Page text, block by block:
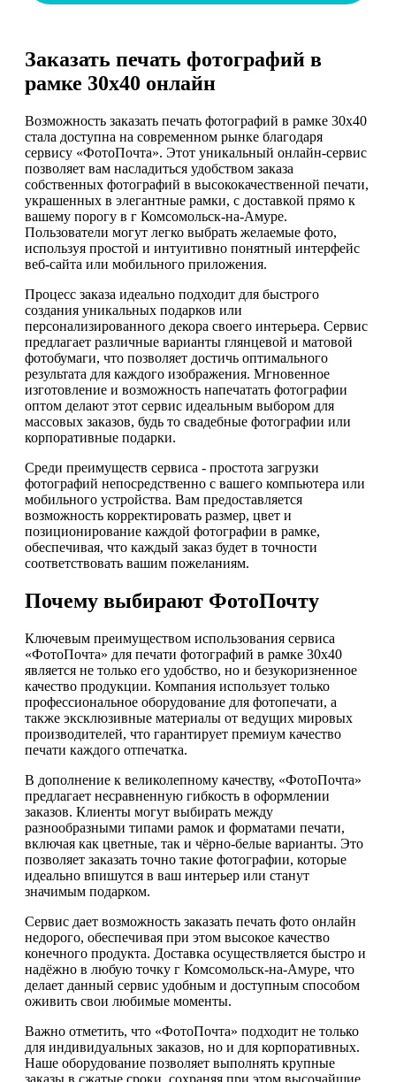
Заказать печать фотографий в
рамке 30х40 онлайн
Возможность заказать печать фотографий в рамке 30х40
стала доступна на современном рынке благодаря
сервису «ФотоПочта». Этот уникальный онлайн-сервис
позволяет вам насладиться удобством заказа
собственных фотографий в высококачественной печати,
украшенных в элегантные рамки, с доставкой прямо к
вашему порогу в г Комсомольск-на-Амуре.
Пользователи могут легко выбрать желаемые фото,
используя простой и интуитивно понятный интерфейс
веб-сайта или мобильного приложения.
Процесс заказа идеально подходит для быстрого
создания уникальных подарков или
персонализированного декора своего интерьера. Сервис
предлагает различные варианты глянцевой и матовой
фотобумаги, что позволяет достичь оптимального
результата для каждого изображения. Мгновенное
изготовление и возможность напечатать фотографии
оптом делают этот сервис идеальным выбором для
массовых заказов, будь то свадебные фотографии или
корпоративные подарки.
Среди преимуществ сервиса - простота загрузки
фотографий непосредственно с вашего компьютера или
мобильного устройства. Вам предоставляется
возможность корректировать размер, цвет и
позиционирование каждой фотографии в рамке,
обеспечивая, что каждый заказ будет в точности
соответствовать вашим пожеланиям.
Почему выбирают ФотоПочту
Ключевым преимуществом использования сервиса
«ФотоПочта» для печати фотографий в рамке 30х40
является не только его удобство, но и безукоризненное
качество продукции. Компания использует только
профессиональное оборудование для фотопечати, а
также эксклюзивные материалы от ведущих мировых
производителей, что гарантирует премиум качество
печати каждого отпечатка.
В дополнение к великолепному качеству, «ФотоПочта»
предлагает несравненную гибкость в оформлении
заказов. Клиенты могут выбирать между
разнообразными типами рамок и форматами печати,
включая как цветные, так и чёрно-белые варианты. Это
позволяет заказать точно такие фотографии, которые
идеально впишутся в ваш интерьер или станут
значимым подарком.
Сервис дает возможность заказать печать фото онлайн
недорого, обеспечивая при этом высокое качество
конечного продукта. Доставка осуществляется быстро и
надёжно в любую точку г Комсомольск-на-Амуре, что
делает данный сервис удобным и доступным способом
оживить свои любимые моменты.
Важно отметить, что «ФотоПочта» подходит не только
для индивидуальных заказов, но и для корпоративных.
Наше оборудование позволяет выполнять крупные